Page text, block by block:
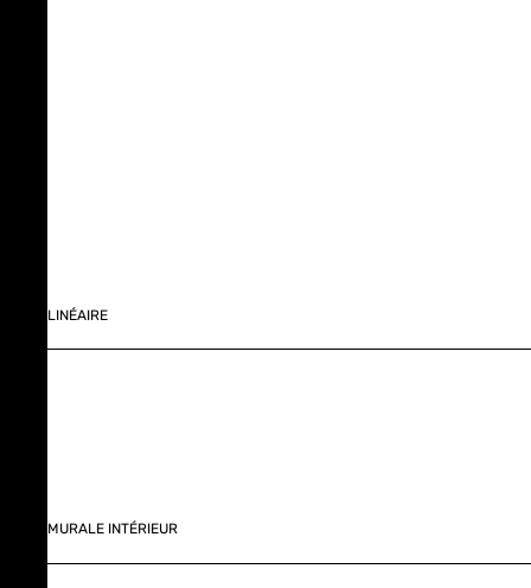
LINÉAIRE
MURALE INTÉRIEUR